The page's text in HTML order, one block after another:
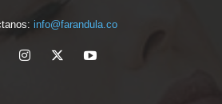
info@farandula.co